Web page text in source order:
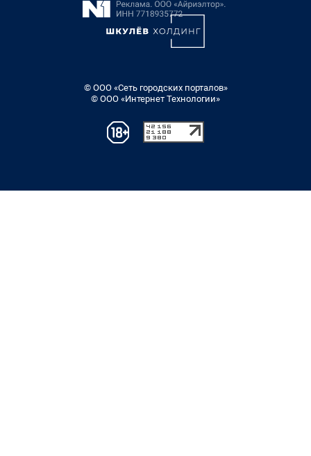
© ООО «Сеть городских порталов»
© ООО «Интернет Технологии»